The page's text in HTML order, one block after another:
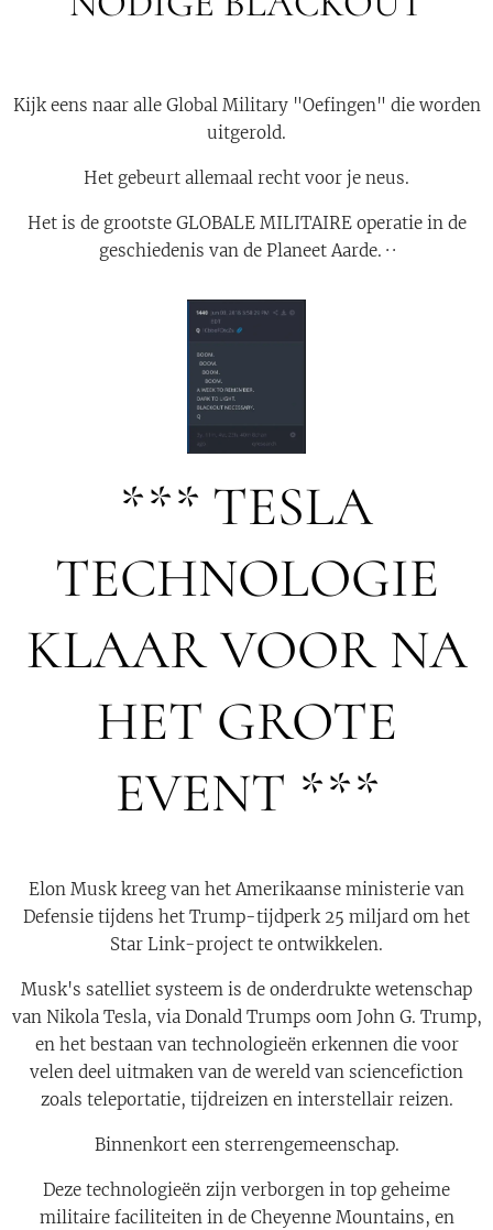
Kijk eens naar alle Global Military "Oefingen" die worden
uitgerold.
Het gebeurt allemaal recht voor je neus.
Het is de grootste GLOBALE MILITAIRE operatie in de
geschiedenis van de Planeet Aarde. · ·
*** TESLA
TECHNOLOGIE
KLAAR VOOR NA
HET GROTE
EVENT ***
Elon Musk kreeg van het Amerikaanse ministerie van
Defensie tijdens het Trump-tijdperk 25 miljard om het
Star Link-project te ontwikkelen.
Musk's satelliet systeem is de onderdrukte wetenschap
van Nikola Tesla, via Donald Trumps oom John G. Trump,
en het bestaan van technologieën erkennen die voor
velen deel uitmaken van de wereld van sciencefiction
zoals teleportatie, tijdreizen en interstellair reizen.
Binnenkort een sterrengemeenschap.
Deze technologieën zijn verborgen in top geheime
militaire faciliteiten in de Cheyenne Mountains, en